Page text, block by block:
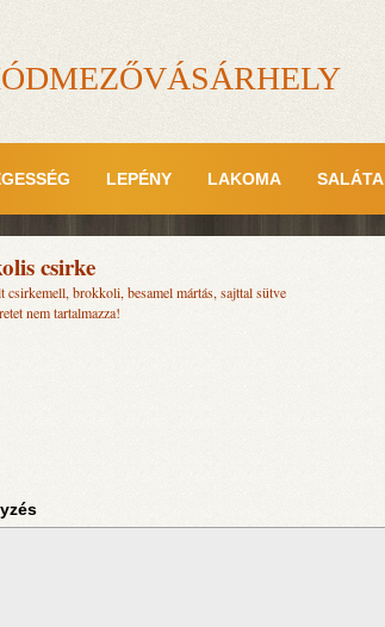
LEPÉNY LAKOMA SALÁTA
csirke
csirkemell, brokkoli, besamel mártás, sajttal sütve
nem tartalmazza!